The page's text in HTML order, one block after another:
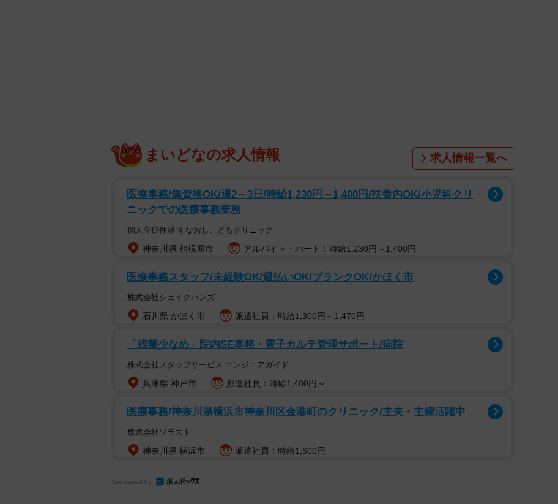
部屋探しはいつから始める？（提供：いちかり君）
こうかなと」などと考えてしまいますが、ちょっと待って。どちらもＮＧだそうですよ。
そんな賃貸暮らしのライフハックを続々と投稿しているのは、東京・神奈川で不動産関連
の会社を運営する「いちかり君🏡お部屋探しの人（東京/神奈川）」（
てくれてありがとう」と、感謝の声が上がっています。
失敗しない部屋探しのコツ8選
・最初から不動産屋に行くはNG
・物件探すのは入居希望日2ヶ月前〜
・希望条件に優先順位つける
・デザイナーズは実用面を考える
・安い物件は大島てる見る
・内見前にGooglemap見て無駄足減らす
まいどなの求人情報 求人情報一覧へ
医療事務/無資格OK/週2～3日/時給1,230円～1,400円/扶養内OK/小児科クリ
ニックでの医療事務業務
個人立砂押渉 すなおしこどもクリニック
神奈川県 相模原市 アルバイト・パート：時給1,230円～1,400円
医療事務スタッフ/未経験OK/週払いOK/ブランクOK/かほく市
株式会社シェイクハンズ
石川県 かほく市 派遣社員：時給1,300円～1,470円
「残業少なめ」院内SE事務・電子カルテ管理サポート/病院
株式会社スタッフサービス エンジニアガイド
兵庫県 神戸市 派遣社員：時給1,400円～
医療事務/神奈川県横浜市神奈川区金港町のクリニック/主夫・主婦活躍中
株式会社ソラスト
神奈川県 横浜市 派遣社員：時給1,600円
Sponsored by